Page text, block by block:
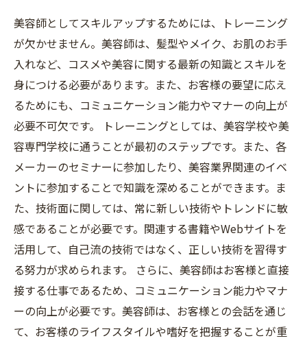
美容師としてスキルアップするためには、トレーニング
が欠かせません。美容師は、髪型やメイク、お肌のお手
入れなど、コスメや美容に関する最新の知識とスキルを
身につける必要があります。また、お客様の要望に応え
るためにも、コミュニケーション能力やマナーの向上が
必要不可欠です。 トレーニングとしては、美容学校や美
容専門学校に通うことが最初のステップです。また、各
メーカーのセミナーに参加したり、美容業界関連のイベ
ントに参加することで知識を深めることができます。ま
た、技術面に関しては、常に新しい技術やトレンドに敏
感であることが必要です。関連する書籍やWebサイトを
活用して、自己流の技術ではなく、正しい技術を習得す
る努力が求められます。 さらに、美容師はお客様と直接
接する仕事であるため、コミュニケーション能力やマナ
ーの向上が必要です。美容師は、お客様との会話を通じ
て、お客様のライフスタイルや嗜好を把握することが重